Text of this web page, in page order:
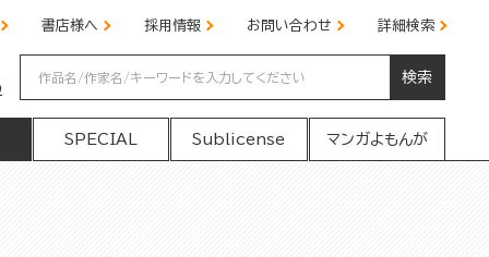
書店様へ 採用情報 お問い合わせ 詳細検索
検索
SPECIAL Sublicense マンガよもんが